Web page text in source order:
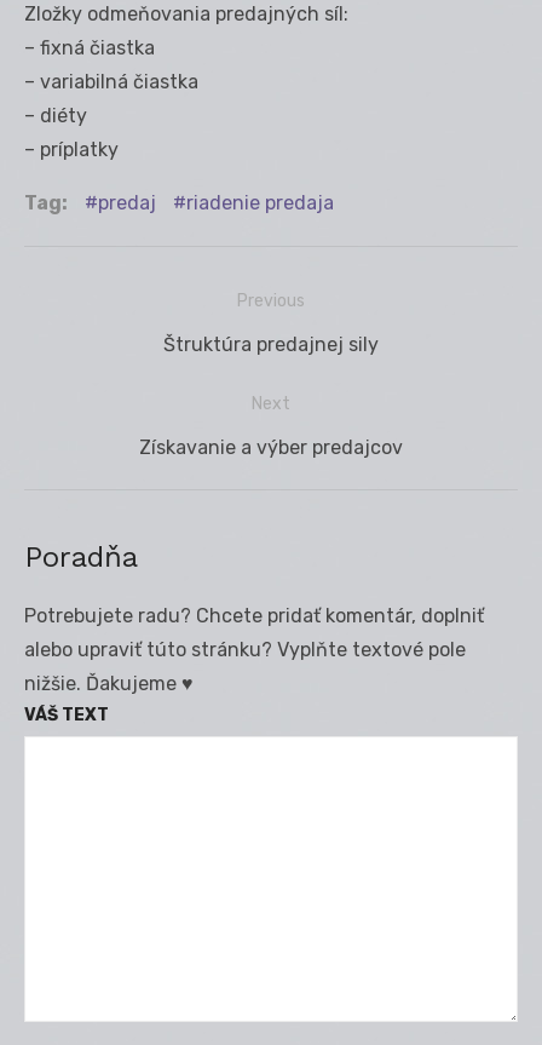
Zložky odmeňovania predajných síl:
– fixná čiastka
– variabilná čiastka
– diéty
– príplatky
Tag: predaj riadenie predaja
Previous
Previous
Štruktúra predajnej sily
Next
Next
Získavanie a výber predajcov
Poradňa
Potrebujete radu? Chcete pridať komentár, doplniť
alebo upraviť túto stránku? Vyplňte textové pole
nižšie. Ďakujeme ♥
VÁŠ TEXT